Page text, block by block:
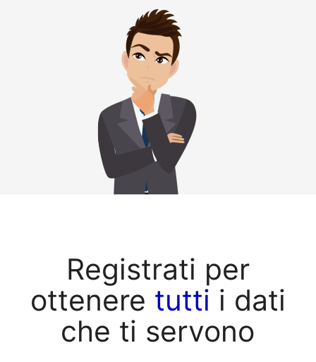
Registrati per
ottenere tutti i dati
che ti servono